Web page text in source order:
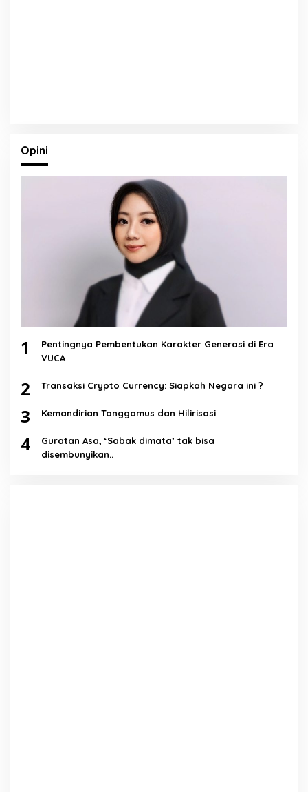
Opini
1
Pentingnya Pembentukan Karakter Generasi di Era
VUCA
2 Transaksi Crypto Currency: Siapkah Negara ini ?
3 Kemandirian Tanggamus dan Hilirisasi
4
Guratan Asa, ‘Sabak dimata’ tak bisa
disembunyikan..